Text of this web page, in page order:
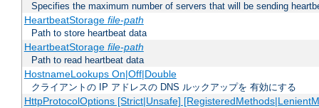
Specifies the maximum number of servers that will be sending
HeartbeatStorage file-path
Path to store heartbeat data
HeartbeatStorage file-path
Path to read heartbeat data
HostnameLookups On|Off|Double
クライアントの IP アドレスの DNS ルックアップを 有効にする
HttpProtocolOptions [Strict|Unsafe]